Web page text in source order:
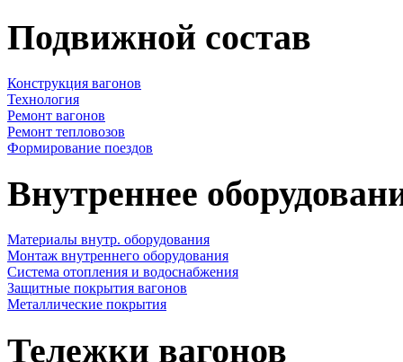
Подвижной состав
Конструкция вагонов
Технология
Ремонт вагонов
Ремонт тепловозов
Формирование поездов
Внутреннее
Материалы внутр. оборудования
Монтаж внутреннего оборудования
Cистема отопления и водоснабжения
Защитные покрытия вагонов
Металлические покрытия
Тележки вагонов